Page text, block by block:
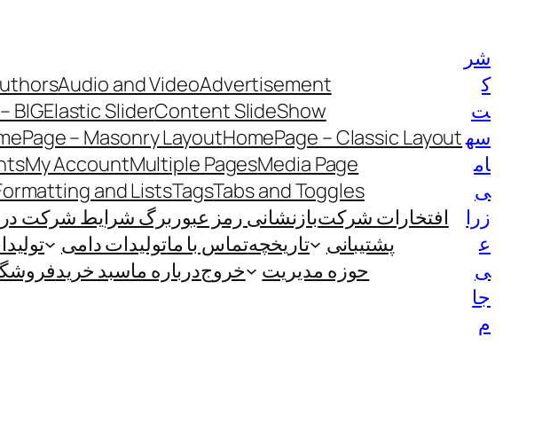
شر
ک
ت
سه
ام
ی
زرا
ع
ی
جا
م
Advertisement
Audio and Video
Content SlideShow
Elastic Slider
BIG
HomePage – Classic Layout
– Masonry Layout
Media Page
Multiple Pages
My Account
Tabs and Toggles
Tags
and Lists
افتخارات شرکتبازنشانی رمز عبور برگ شرایط شرکت در
پشتیبانی
تاریخچهتماس با ماتولیدات دامی
حوزه مدیریت
خروجدرباره ماسبد خرید